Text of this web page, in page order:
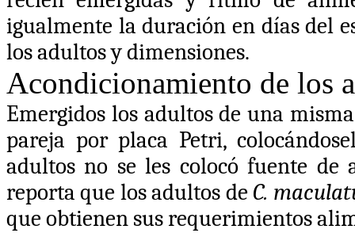
igualmente la duración en días del
los adultos y dimensiones.
Acondicionamiento de los
Emergidos los adultos de una
pareja por placa Petri,
adultos no se les colocó fuente
reporta que los adultos de C.
que obtienen sus requerimientos